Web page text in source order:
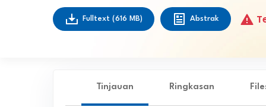
Fulltext (616 MB) Abstrak
Tinjauan Ringkasan